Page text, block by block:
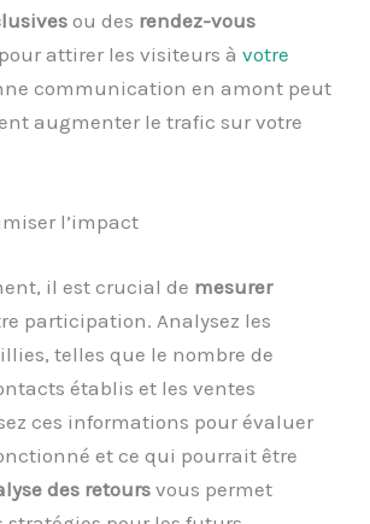
ou des rendez-vous
pour attirer les visiteurs àvotre
communication en amont peut
augmenter le trafic sur votre
l’impact
il est crucial de mesurer
participation. Analysez les
telles que le nombre de
établis et les ventes
ces informations pour évaluer
et ce qui pourrait être
des retours vous permet